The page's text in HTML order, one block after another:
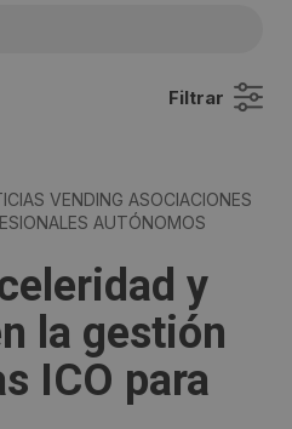
Filtrar
VENDING ASOCIACIONES
AUTÓNOMOS
y
la gestión
ICO para